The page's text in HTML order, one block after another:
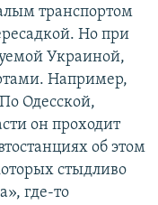
транспортом
Но при
Украиной,
Например,
Одесской,
он проходит
об этом
стыдливо
где-то